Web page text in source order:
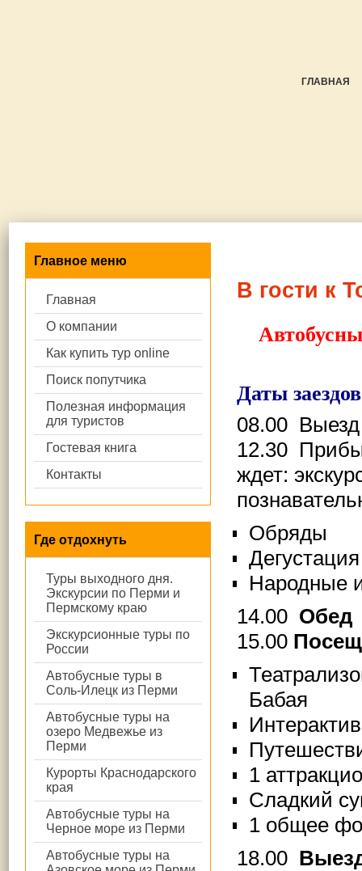
ГЛАВНАЯ
Главное меню
Главная
О компании
Как купить тур online
Поиск попутчика
Полезная информация
для туристов
Гостевая книга
Контакты
Где отдохнуть
Туры выходного дня.
Экскурсии по Перми и
Пермскому краю
Экскурсионные туры по
России
Автобусные туры в
Соль-Илецк из Перми
Автобусные туры на
озеро Медвежье из
Перми
Курорты Краснодарского
края
Автобусные туры на
Черное море из Перми
Автобусные туры на
В гости к
Даты
08.00
12.30
ждет:
Обряды
Народные
14.00 Обед
15.00
Бабая
1
Сладкий
1 общее
18.00